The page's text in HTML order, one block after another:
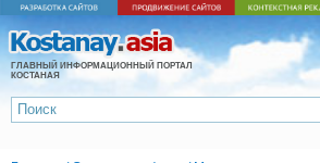
ГЛАВНЫЙ ИНФОРМАЦИОННЫЙ ПОРТАЛ
КОСТАНАЯ